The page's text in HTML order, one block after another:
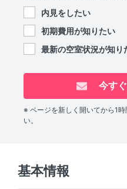
内見をしたい
初期費用が知りたい
最新の空室状況が知り
今す
※ ページを新しく開いてから1
い。
基本情報